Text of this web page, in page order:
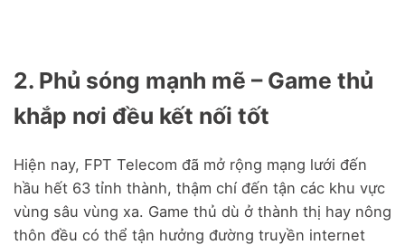
2. Phủ sóng mạnh mẽ – Game thủ
khắp nơi đều kết nối tốt
Hiện nay, FPT Telecom đã mở rộng mạng lưới đến
hầu hết 63 tỉnh thành, thậm chí đến tận các khu vực
vùng sâu vùng xa. Game thủ dù ở thành thị hay nông
thôn đều có thể tận hưởng đường truyền internet